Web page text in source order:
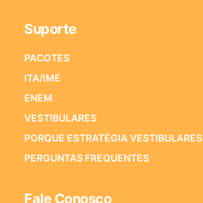
Suporte
PACOTES
ITA/IME
ENEM
VESTIBULARES
PORQUE ESTRATÉGIA VESTIBULARES
PERGUNTAS FREQUENTES
Fale Conosco